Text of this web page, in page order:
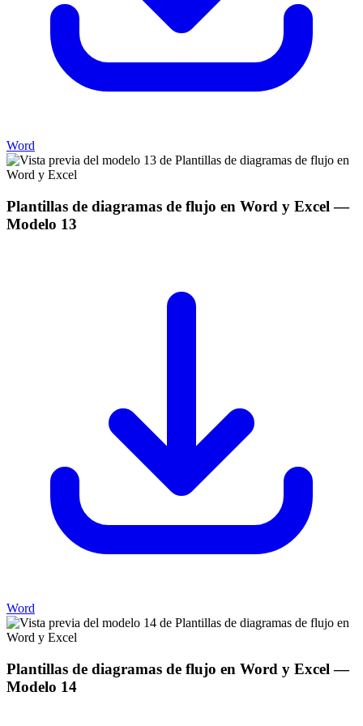
Word
Plantillas de diagramas de flujo en Word y Excel —
Modelo 13
Word
Plantillas de diagramas de flujo en Word y Excel —
Modelo 14